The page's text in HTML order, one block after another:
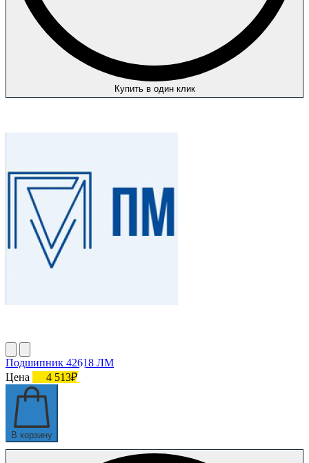
Купить в один клик
Подшипник 42618 ЛМ
Цена
4 513₽
В корзину